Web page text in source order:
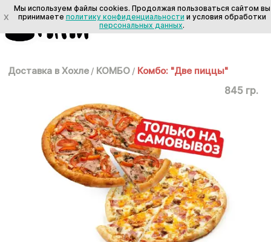
Доставка в Хохле / КОМБО / Комбо: "Две пиццы"
845 гр.
X
Мы используем файлы cookies. Продолжая пользоваться сайтом вы
принимаете политику конфиденциальности и условия обработки
персональных данных.